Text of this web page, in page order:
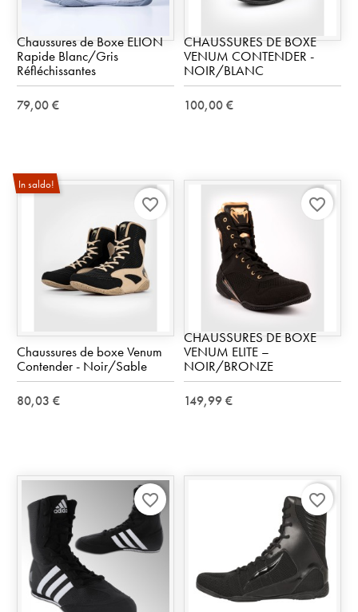
Chaussures de Boxe ELION
Rapide Blanc/Gris
Réfléchissantes
79,00 €
CHAUSSURES DE BOXE
VENUM CONTENDER -
NOIR/BLANC
100,00 €
In saldo!
Chaussures de boxe Venum
Contender - Noir/Sable
80,03 €
favorite_border
CHAUSSURES DE BOXE
VENUM ELITE –
NOIR/BRONZE
149,99 €
favorite_border
favorite_border favorite_border